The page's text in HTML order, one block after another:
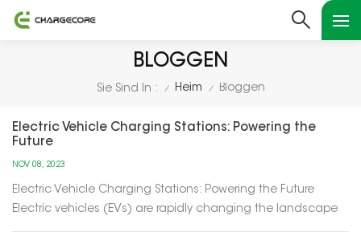
BLOGGEN
Sie Sind In : / Heim / Bloggen
Electric Vehicle Charging Stations: Powering the
Future
NOV 08, 2023
Electric Vehicle Charging Stations: Powering the Future
Electric vehicles (EVs) are rapidly changing the landscape